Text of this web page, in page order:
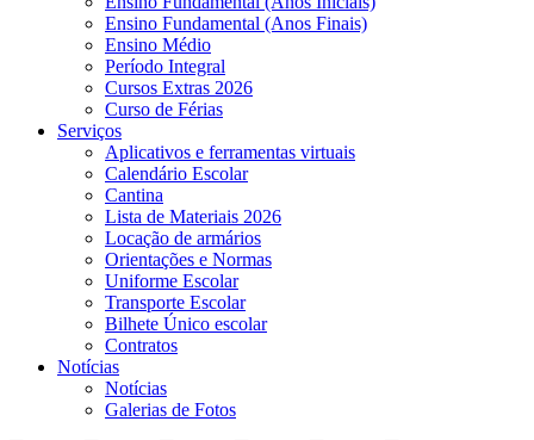
Ensino Fundamental (Anos Finais)
Ensino Médio
Período Integral
Cursos Extras 2026
Curso de Férias
Serviços
Aplicativos e ferramentas virtuais
Calendário Escolar
Cantina
Lista de Materiais 2026
Locação de armários
Orientações e Normas
Uniforme Escolar
Transporte Escolar
Bilhete Único escolar
Contratos
Notícias
Notícias
Galerias de Fotos